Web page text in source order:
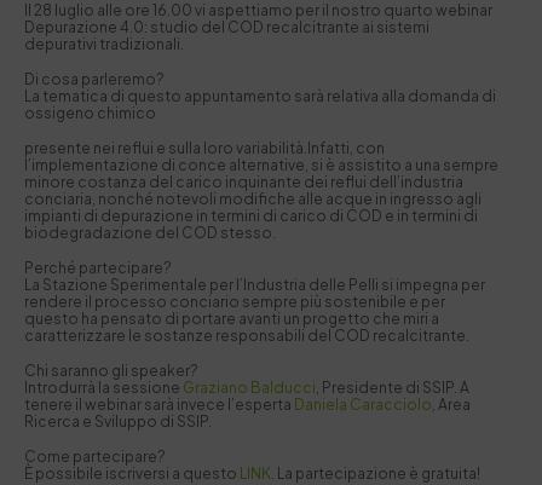
Il 28 luglio alle ore 16.00 vi aspettiamo per il nostro quarto webinar
Depurazione 4.0: studio del COD recalcitrante ai sistemi
depurativi tradizionali.
Di cosa parleremo?
La tematica di questo appuntamento sarà relativa alla domanda di
ossigeno chimico
presente nei reflui e sulla loro variabilità.Infatti, con
l’implementazione di conce alternative, si è assistito a una sempre
minore costanza del carico inquinante dei reflui dell’industria
conciaria, nonché notevoli modifiche alle acque in ingresso agli
impianti di depurazione in termini di carico di COD e in termini di
biodegradazione del COD stesso.
Perché partecipare?
La Stazione Sperimentale per l’Industria delle Pelli si impegna per
rendere il processo conciario sempre più sostenibile e per
questo ha pensato di portare avanti un progetto che miri a
caratterizzare le sostanze responsabili del COD recalcitrante.
Chi saranno gli speaker?
Introdurrà la sessione Graziano Balducci, Presidente di SSIP. A
tenere il webinar sarà invece l’esperta Daniela Caracciolo, Area
Ricerca e Sviluppo di SSIP.
Come partecipare?
È possibile iscriversi a questo LINK. La partecipazione è gratuita!